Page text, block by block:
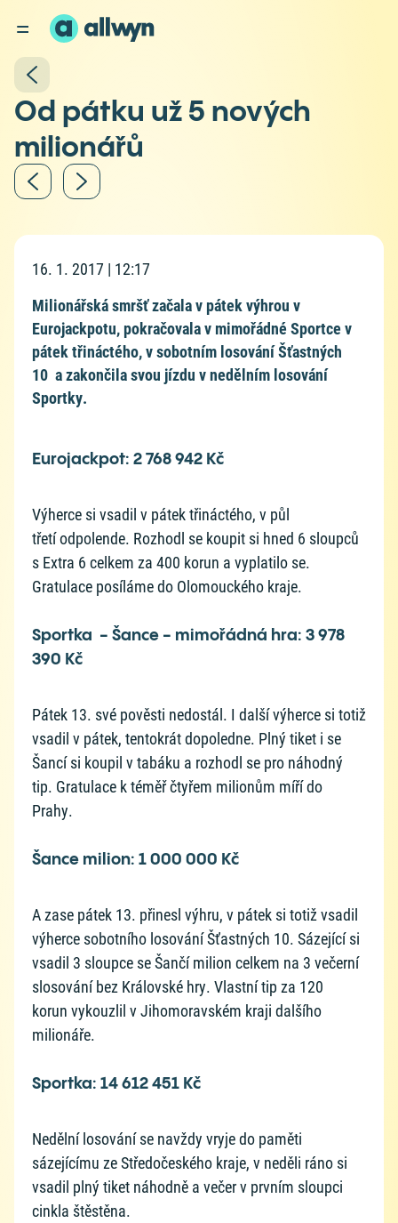
Od pátku už 5 nových
milionářů
16. 1. 2017 | 12:17
Milionářská smršť začala v pátek výhrou v
Eurojackpotu, pokračovala v mimořádné Sportce v
pátek třináctého, v sobotním losování Šťastných
10 a zakončila svou jízdu v nedělním losování
Sportky.
Eurojackpot: 2 768 942 Kč
Výherce si vsadil v pátek třináctého, v půl
třetí odpolende. Rozhodl se koupit si hned 6 sloupců
s Extra 6 celkem za 400 korun a vyplatilo se.
Gratulace posíláme do Olomouckého kraje.
Sportka - Šance - mimořádná hra: 3 978
390 Kč
Pátek 13. své pověsti nedostál. I další výherce si totiž
vsadil v pátek, tentokrát dopoledne. Plný tiket i se
Šancí si koupil v tabáku a rozhodl se pro náhodný
tip. Gratulace k téměř čtyřem milionům míří do
Prahy.
Šance milion: 1 000 000 Kč
A zase pátek 13. přinesl výhru, v pátek si totiž vsadil
výherce sobotního losování Šťastných 10. Sázející si
vsadil 3 sloupce se Šančí milion celkem na 3 večerní
slosování bez Královské hry. Vlastní tip za 120
korun vykouzlil v Jihomoravském kraji dalšího
milionáře.
Sportka: 14 612 451 Kč
Nedělní losování se navždy vryje do paměti
sázejícímu ze Středočeského kraje, v neděli ráno si
vsadil plný tiket náhodně a večer v prvním sloupci
cinkla štěstěna.